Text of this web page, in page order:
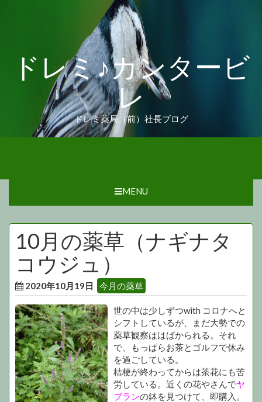
ドレミ♪カンタービ
レ
ドレミ薬局（前）社長ブログ
MENU
10月の薬草（ナギナタ
コウジュ）
2020年10月19日 今月の薬草
世の中は少しずつwith コロナへと
シフトしているが、まだ大勢での
薬草観察ははばかられる。それ
で、もっぱらお茶とゴルフで休み
を過ごしている。
桔梗が終わってからは茶花にも苦
労している。近くの花やさんでヤ
ブランの鉢を見つけて、即購入。